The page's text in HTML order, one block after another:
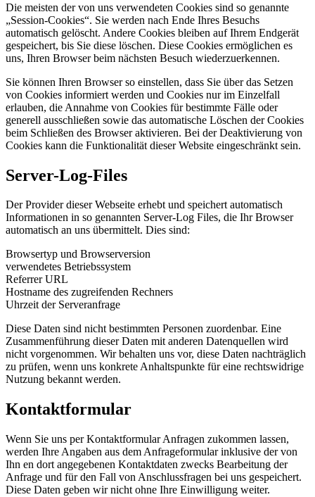
Die meisten der von uns verwendeten Cookies sind so genannte
„Session-Cookies“. Sie werden nach Ende Ihres Besuchs
automatisch gelöscht. Andere Cookies bleiben auf Ihrem Endgerät
gespeichert, bis Sie diese löschen. Diese Cookies ermöglichen es
uns, Ihren Browser beim nächsten Besuch wiederzuerkennen.
Sie können Ihren Browser so einstellen, dass Sie über das Setzen
von Cookies informiert werden und Cookies nur im Einzelfall
erlauben, die Annahme von Cookies für bestimmte Fälle oder
generell ausschließen sowie das automatische Löschen der Cookies
beim Schließen des Browser aktivieren. Bei der Deaktivierung von
Cookies kann die Funktionalität dieser Website eingeschränkt sein.
Server-Log-Files
Der Provider dieser Webseite erhebt und speichert automatisch
Informationen in so genannten Server-Log Files, die Ihr Browser
automatisch an uns übermittelt. Dies sind:
Browsertyp und Browserversion
verwendetes Betriebssystem
Referrer URL
Hostname des zugreifenden Rechners
Uhrzeit der Serveranfrage
Diese Daten sind nicht bestimmten Personen zuordenbar. Eine
Zusammenführung dieser Daten mit anderen Datenquellen wird
nicht vorgenommen. Wir behalten uns vor, diese Daten nachträglich
zu prüfen, wenn uns konkrete Anhaltspunkte für eine rechtswidrige
Nutzung bekannt werden.
Kontaktformular
Wenn Sie uns per Kontaktformular Anfragen zukommen lassen,
werden Ihre Angaben aus dem Anfrageformular inklusive der von
Ihn en dort angegebenen Kontaktdaten zwecks Bearbeitung der
Anfrage und für den Fall von Anschlussfragen bei uns gespeichert.
Diese Daten geben wir nicht ohne Ihre Einwilligung weiter.